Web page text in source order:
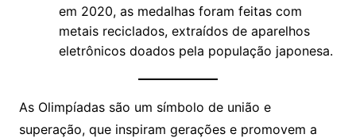
em 2020, as medalhas foram feitas com
metais reciclados, extraídos de aparelhos
eletrônicos doados pela população japonesa.
As Olimpíadas são um símbolo de união e
superação, que inspiram gerações e promovem a